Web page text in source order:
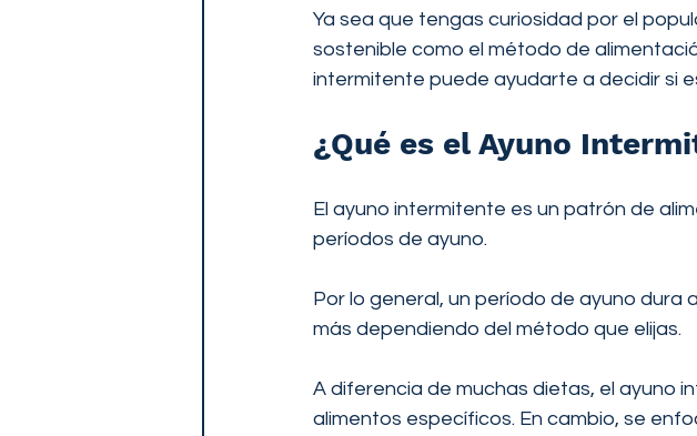
Ya sea que tengas curiosidad por el
sostenible como el método de
intermitente puede ayudarte a decidir si
¿Qué es el Ayuno
El ayuno intermitente es un patrón de
períodos de ayuno.
Por lo general, un período de ayuno dura
más dependiendo del método que elijas.
A diferencia de muchas dietas, el ayuno
alimentos específicos. En cambio, se